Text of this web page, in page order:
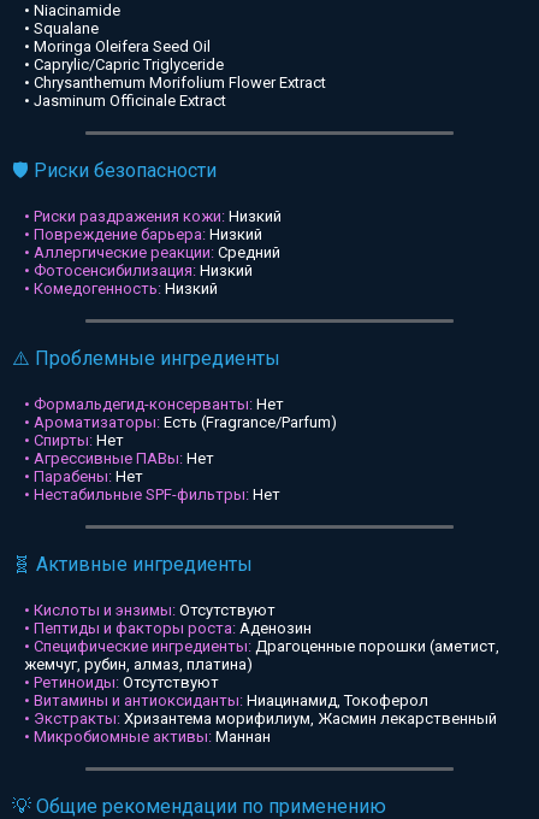
• Niacinamide
• Squalane
• Moringa Oleifera Seed Oil
• Caprylic/Capric Triglyceride
• Chrysanthemum Morifolium Flower Extract
• Jasminum Officinale Extract
🛡️ Риски безопасности
• Риски раздражения кожи: Низкий
• Повреждение барьера: Низкий
• Аллергические реакции: Средний
• Фотосенсибилизация: Низкий
• Комедогенность: Низкий
⚠️ Проблемные ингредиенты
• Формальдегид-консерванты: Нет
• Ароматизаторы: Есть (Fragrance/Parfum)
• Спирты: Нет
• Агрессивные ПАВы: Нет
• Парабены: Нет
• Нестабильные SPF-фильтры: Нет
🧬 Активные ингредиенты
• Кислоты и энзимы: Отсутствуют
• Пептиды и факторы роста: Аденозин
• Специфические ингредиенты: Драгоценные порошки (аметист,
жемчуг, рубин, алмаз, платина)
• Ретиноиды: Отсутствуют
• Витамины и антиоксиданты: Ниацинамид, Токоферол
• Экстракты: Хризантема морифилиум, Жасмин лекарственный
• Микробиомные активы: Маннан
💡 Общие рекомендации по применению